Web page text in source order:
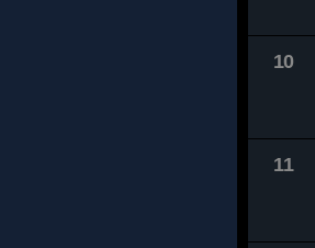
10
11